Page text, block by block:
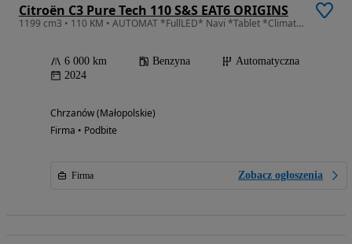
Citroën C3 Pure Tech 110 S&S EAT6 ORIGINS
1199 cm3 • 110 KM • AUTOMAT *FullLED* Navi *Tablet *Climatronic *1 wł *Serwis *GWARANCJA
6 000 km Benzyna
Automatyczna
2024
Chrzanów (Małopolskie)
Firma • Podbite
Firma Zobacz ogłoszenia